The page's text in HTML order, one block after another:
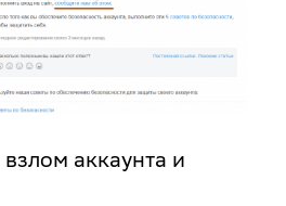
аккаунта и